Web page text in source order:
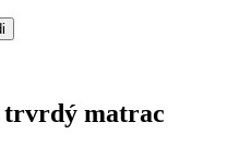
trvrdý matrac